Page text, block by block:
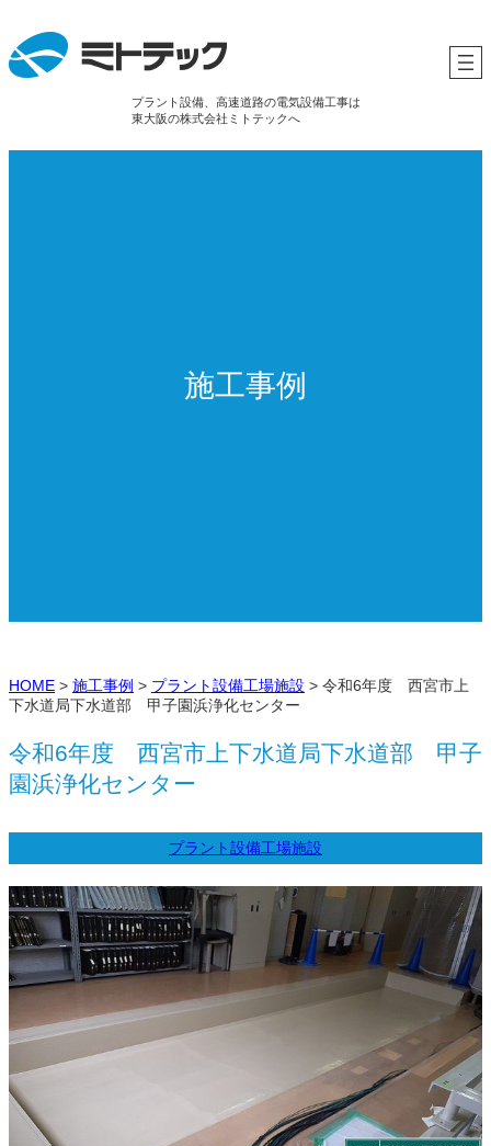
プラント設備、高速道路の電気設備工事は
東大阪の株式会社ミトテックへ
施工事例
HOME > 施工事例 > プラント設備工場施設 > 令和6年度 西宮市上
下水道局下水道部 甲子園浜浄化センター
令和6年度 西宮市上下水道局下水道部 甲子
園浜浄化センター
プラント設備工場施設